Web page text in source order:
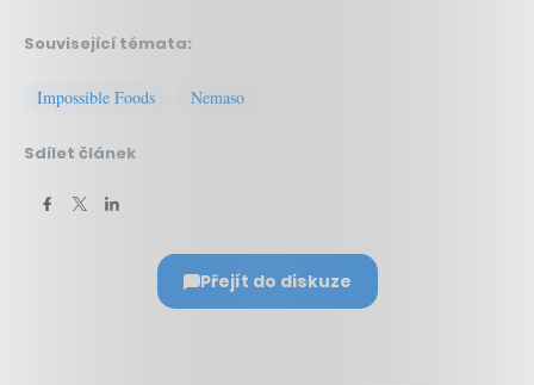
Související témata:
Impossible Foods Nemaso
Sdílet článek
Přejít do diskuze